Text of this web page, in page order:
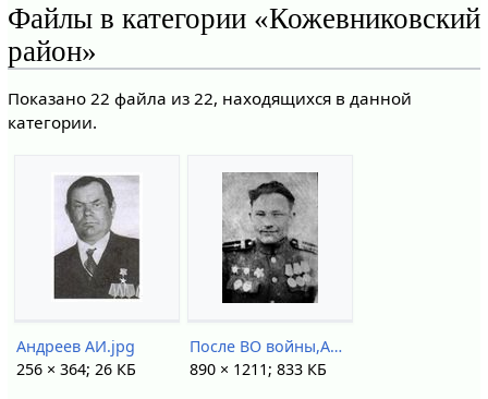
Файлы в категории «Кожевниковский
район»
Показано 22 файла из 22, находящихся в данной
категории.
Андреев АИ.jpg
256 × 364; 26 КБ
После ВО войны,Аникин - отец Александр И.-1.JPG
890 × 1211; 833 КБ